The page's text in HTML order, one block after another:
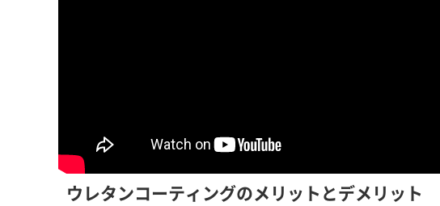
ウレタンコーティングのメリットとデメリット